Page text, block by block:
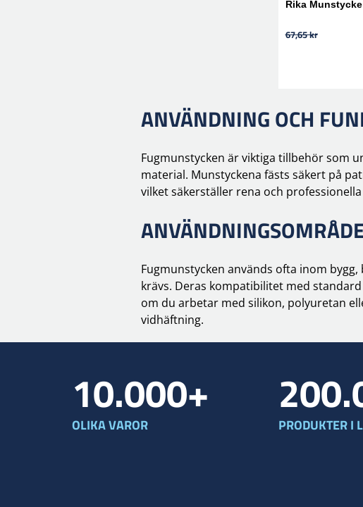
Rika
67,65 kr
ANVÄNDNING OCH
Fugmunstycken är viktiga tillbehör som
material. Munstyckena fästs säkert på
vilket säkerställer rena och
Fugmunstycken används ofta inom
krävs. Deras kompatibilitet med
om du arbetar med silikon, polyuretan
vidhäftning.
10.000+
OLIKA VAROR PRODUKTER I